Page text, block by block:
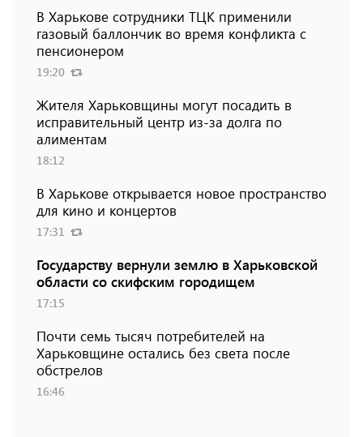
В Харькове сотрудники ТЦК применили
газовый баллончик во время конфликта с
пенсионером
19:20
Жителя Харьковщины могут посадить в
исправительный центр из-за долга по
алиментам
18:12
В Харькове открывается новое пространство
для кино и концертов
17:31
Государству вернули землю в Харьковской
области со скифским городищем
17:15
Почти семь тысяч потребителей на
Харьковщине остались без света после
обстрелов
16:46